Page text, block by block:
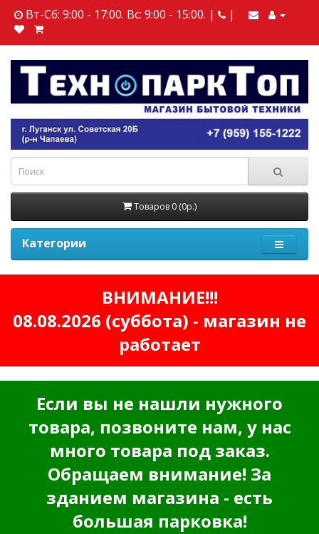
Вт-Сб: 9:00 - 17:00. Вс: 9:00 - 15:00. | |
Товаров 0 (0р.)
Категории
ВНИМАНИЕ!!!
08.08.2026 (суббота) - магазин не
работает
Если вы не нашли нужного
товара, позвоните нам, у нас
много товара под заказ.
Обращаем внимание! За
зданием магазина - есть
большая парковка!